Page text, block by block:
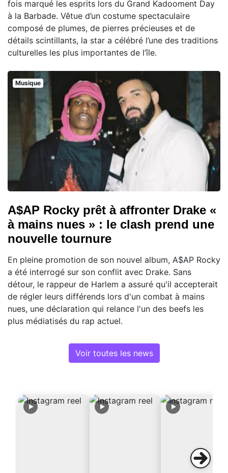
fois marqué les esprits lors du Grand Kadooment Day
à la Barbade. Vêtue d’un costume spectaculaire
composé de plumes, de pierres précieuses et de
détails scintillants, la star a célébré l’une des traditions
culturelles les plus importantes de l’île.
Musique
A$AP Rocky prêt à affronter Drake «
à mains nues » : le clash prend une
nouvelle tournure
En pleine promotion de son nouvel album, A$AP Rocky
a été interrogé sur son conflit avec Drake. Sans
détour, le rappeur de Harlem a assuré qu'il accepterait
de régler leurs différends lors d'un combat à mains
nues, une déclaration qui relance l'un des beefs les
plus médiatisés du rap actuel.
Voir toutes les news